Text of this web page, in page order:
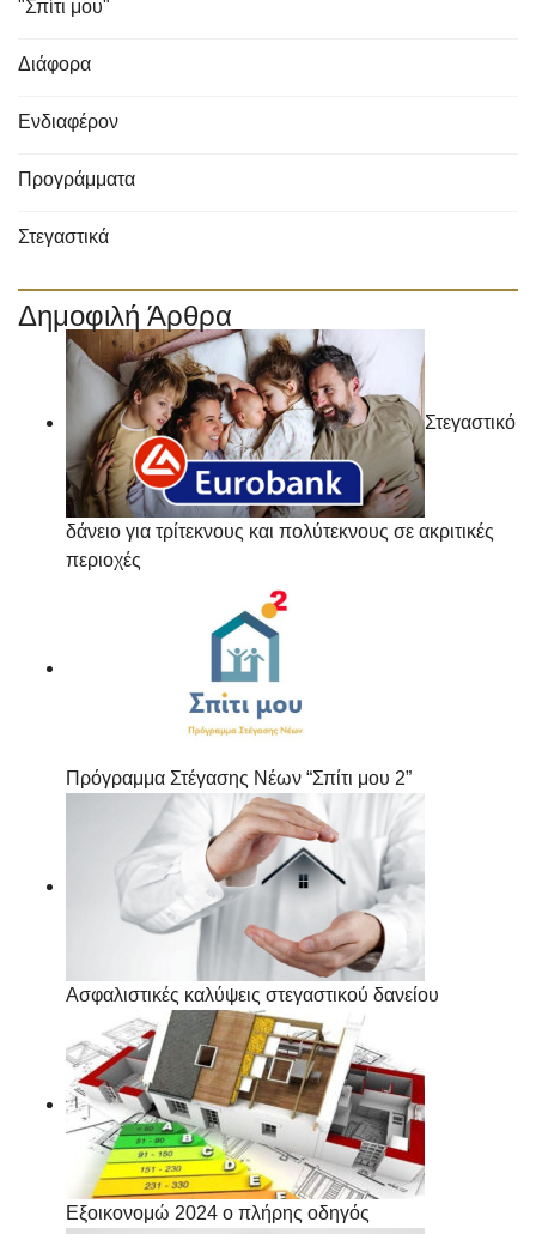
"Σπίτι μου"
Διάφορα
Ενδιαφέρον
Προγράμματα
Στεγαστικά
Δημοφιλή Άρθρα
Στεγαστικό
δάνειο για τρίτεκνους και πολύτεκνους σε ακριτικές
περιοχές
Πρόγραμμα Στέγασης Νέων “Σπίτι μου 2”
Ασφαλιστικές καλύψεις στεγαστικού δανείου
Εξοικονομώ 2024 ο πλήρης οδηγός